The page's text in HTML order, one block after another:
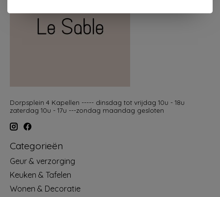
Dorpsplein 4 Kapellen ----- dinsdag tot vrijdag 10u - 18u
zaterdag 10u - 17u ---zondag maandag gesloten
Categorieën
Geur & verzorging
Keuken & Tafelen
Wonen & Decoratie